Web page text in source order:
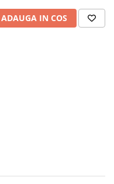
ADAUGA IN COS